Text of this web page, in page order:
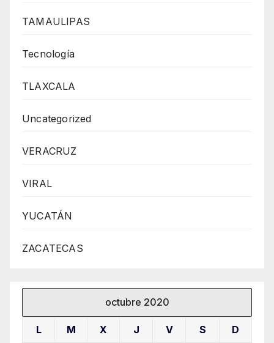
TAMAULIPAS
Tecnología
TLAXCALA
Uncategorized
VERACRUZ
VIRAL
YUCATÁN
ZACATECAS
octubre 2020
L M X J V S D